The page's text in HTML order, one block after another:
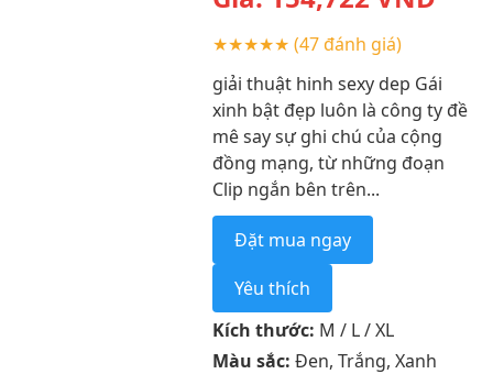
★★★★★ (47 đánh giá)
giải thuật hinh sexy dep Gái
xinh bật đẹp luôn là công ty đề
mê say sự ghi chú của cộng
đồng mạng, từ những đoạn
Clip ngắn bên trên...
Đặt mua ngay
Yêu thích
Kích thước: M / L / XL
Màu sắc: Đen, Trắng, Xanh